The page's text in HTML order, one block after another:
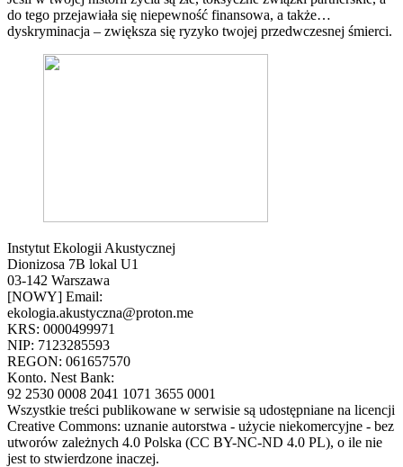
do tego przejawiała się niepewność finansowa, a także…
dyskryminacja – zwiększa się ryzyko twojej przedwczesnej śmierci.
Instytut Ekologii Akustycznej
Dionizosa 7B lokal U1
03-142 Warszawa
[NOWY] Email:
ekologia.akustyczna@proton.me
KRS: 0000499971
NIP: 7123285593
REGON: 061657570
Konto. Nest Bank:
92 2530 0008 2041 1071 3655 0001
Wszystkie treści publikowane w serwisie są udostępniane na licencji
Creative Commons: uznanie autorstwa - użycie niekomercyjne - bez
utworów zależnych 4.0 Polska (CC BY-NC-ND 4.0 PL), o ile nie
jest to stwierdzone inaczej.